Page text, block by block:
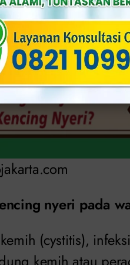
nyeri pada
(cystitis),